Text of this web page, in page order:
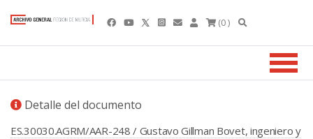
(0 )
Detalle del documento
ES.30030.AGRM/AAR-248 / Gustavo Gillman Bovet, ingeniero y